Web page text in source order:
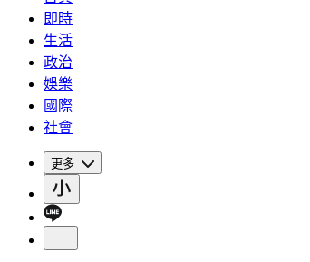
即時
生活
政治
娛樂
國際
社會
更多